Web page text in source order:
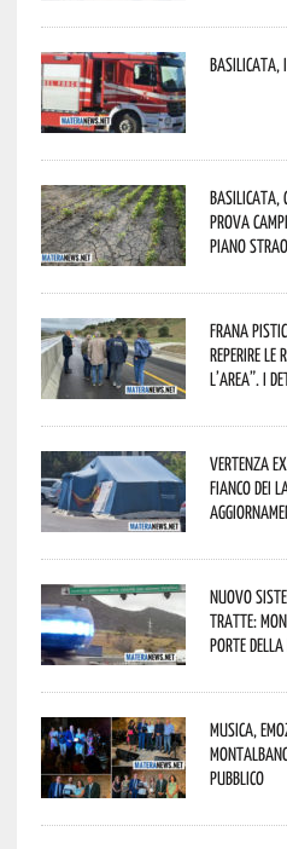
Basilicata,
Basilicata,
prova
piano
Frana
reperire le
l’area”. I
Vertenza
fianco dei
Nuovo
tratte:
porte
Musica,
pubblico